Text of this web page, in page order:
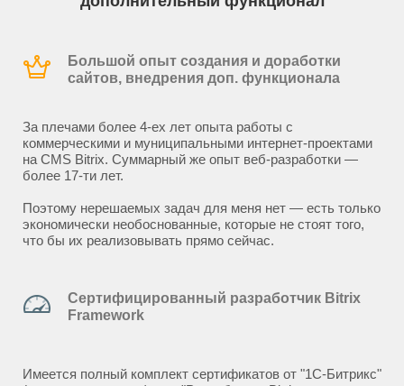
Большой опыт создания и доработки
сайтов, внедрения доп. функционала
За плечами более 4-ех лет опыта работы с
коммерческими и муниципальными интернет-проектами
на CMS Bitrix. Суммарный же опыт веб-разработки —
более 17-ти лет.
Поэтому нерешаемых задач для меня нет — есть только
экономически необоснованные, которые не стоят того,
что бы их реализовывать прямо сейчас.
Сертифицированный разработчик Bitrix
Framework
Имеется полный комплект сертификатов от "1С-Битрикс"